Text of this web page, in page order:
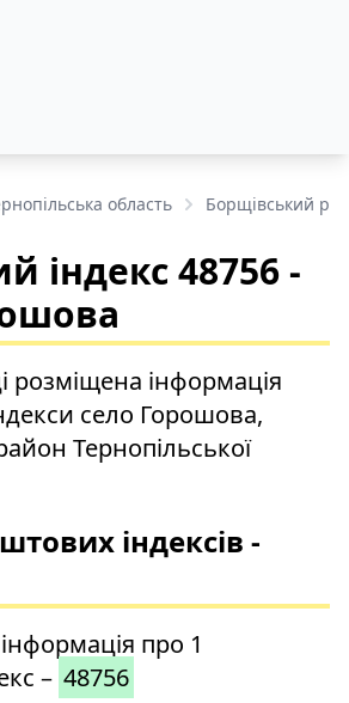
область Борщівський
індекс 48756 -
розміщена інформація
село Горошова,
Тернопільської
індексів -
про 1
– 48756